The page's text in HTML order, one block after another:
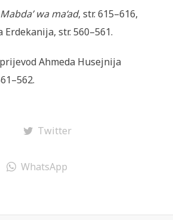
Mabda’ wa ma‘ad, str. 615–616,
str. 560–561.
Ahmeda Husejnija
Twitter
WhatsApp